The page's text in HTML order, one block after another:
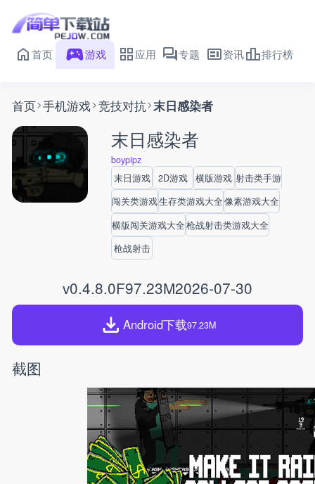
首页 游戏 应用 专题 资讯 排行榜
首页 手机游戏 竞技对抗 末日感染者
末日感染者
boypipz
末日游戏
2D游戏 横版游戏 射击类手游
闯关类游戏生存类游戏大全像素游戏大全
横版闯关游戏大全枪战射击类游戏大全
枪战射击
v0.4.8.0F97.23M2026-07-30
Android下载97.23M
截图